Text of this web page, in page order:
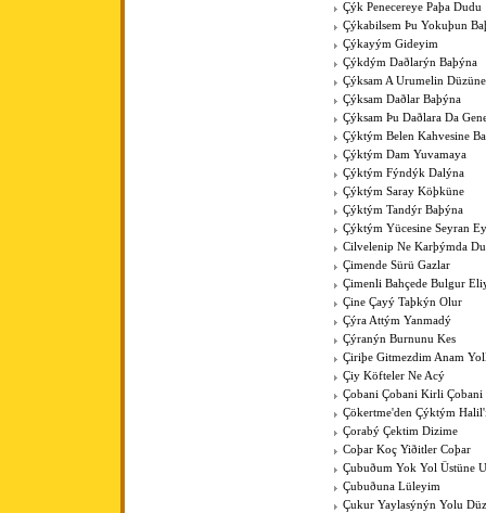
Çýk Penecereye Paþa Dudu
Çýkabilsem Þu Yokuþun
Çýkayým Gideyim
Çýkdým Daðlarýn Baþýna
Çýksam A Urumelin Düzüne
Çýksam Daðlar Baþýna
Çýksam Þu Daðlara Da
Çýktým Belen Kahvesine
Çýktým Dam Yuvamaya
Çýktým Fýndýk Dalýna
Çýktým Saray Köþküne
Çýktým Tandýr Baþýna
Çýktým Yücesine Seyran
Cilvelenip Ne Karþýmda
Çimende Sürü Gazlar
Çimenli Bahçede Bulgur
Çine Çayý Taþkýn Olur
Çýra Attým Yanmadý
Çýranýn Burnunu Kes
Çiriþe Gitmezdim Anam
Çiy Köfteler Ne Acý
Çobani Çobani Kirli Çobani
Çökertme'den Çýktým
Çorabý Çektim Dizime
Coþar Koç Yiðitler Coþar
Çubuðum Yok Yol Üstüne
Çubuðuna Lüleyim
Çukur Yaylasýnýn Yolu